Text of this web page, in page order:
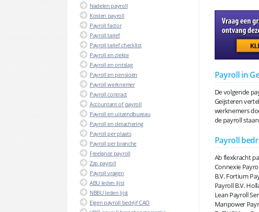
Nadelen payroll
Kosten payroll
Payroll factor
Payroll tarief
Payroll tarief checklist
Payroll en ziekte
Payroll en ontslag
Payroll en pensioen
Payroll werknemer
Payroll contract
Accountant of payroll
Payroll en uitzendbureau
Payroll en detachering
Payroll per plaats
Payroll per branche
Freelance payroll
Zzp payroll
Payroll vragen
ABU leden lijst
NBBU leden lijst
Eigen payroll bedrijf CAO
Payroll in
De volgende
Geijsteren
werknemers
de payroll
Payroll
Ab flexkracht
Connexie
B.V. Fortium
Payroll B.V.
Lean Payroll
Manpower